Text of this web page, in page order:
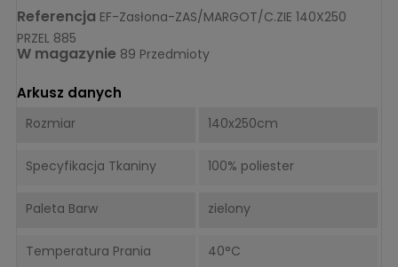
Referencja EF-Zasłona-ZAS/MARGOT/C.ZIE 140X250
PRZEL 885
W magazynie 89 Przedmioty
Arkusz danych
Rozmiar 140x250cm
Specyfikacja Tkaniny 100% poliester
Paleta Barw zielony
Temperatura Prania 40°C